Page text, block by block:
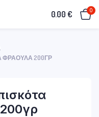
0.00€ 0
ΦΡΆΟΥΛΑ 200ΓΡ